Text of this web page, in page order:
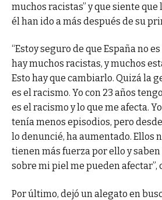
muchos racistas” y que siente
él han ido a más después de su
“Estoy seguro de que España no
hay muchos racistas, y muchos
Esto hay que cambiarlo. Quizá la
es el racismo. Yo con 23 años
es el racismo y lo que me afecta.
tenía menos episodios, pero
lo denuncié, ha aumentado. Ellos
tienen más fuerza por ello y
sobre mi piel me pueden afectar”,
Por último, dejó un alegato en